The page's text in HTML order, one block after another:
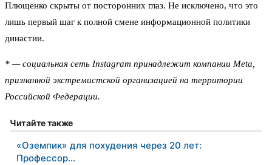
Плющенко скрыты от посторонних глаз. Не исключено, что это
лишь первый шаг к полной смене информационной политики
династии.
* — социальная сеть Instagram принадлежит компании Meta,
признанной экстремистской организацией на территории
Российской Федерации.
Читайте также
«Оземпик» для похудения через 20 лет:
Профессор…